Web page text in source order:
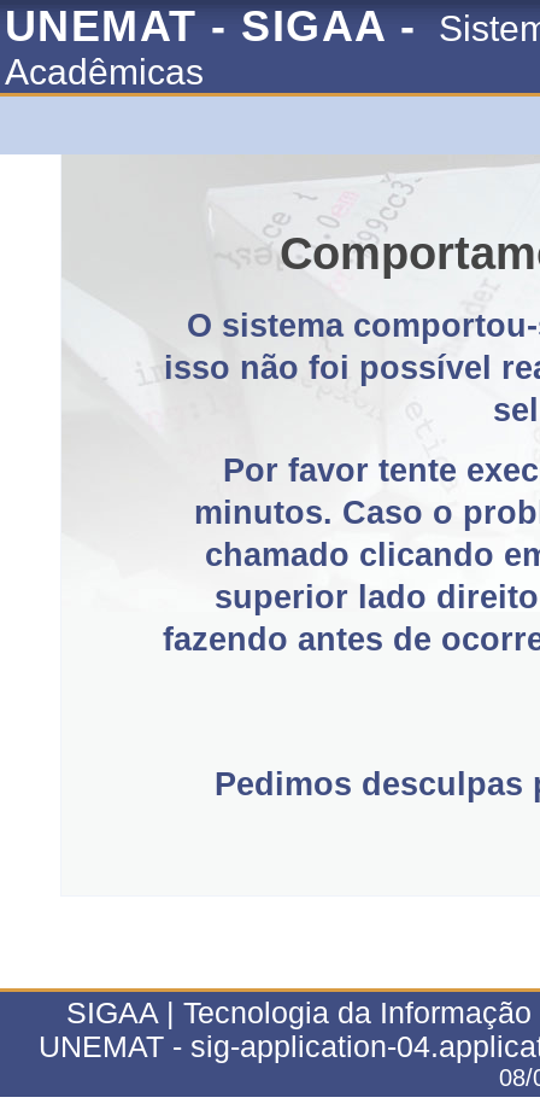
UNEMAT - SIGAA -
Acadêmicas
O sistema
isso não foi possível
Por favor tente
minutos. Caso o
chamado clicando
superior lado
fazendo antes de
Pedimos
SIGAA | Tecnologia da
UNEMAT - sig-application-
08/